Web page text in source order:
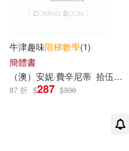
牛津趣味階梯數學(1)
簡體書
（澳）安妮·費辛尼蒂 拾伍素養
87 折 $287 $330